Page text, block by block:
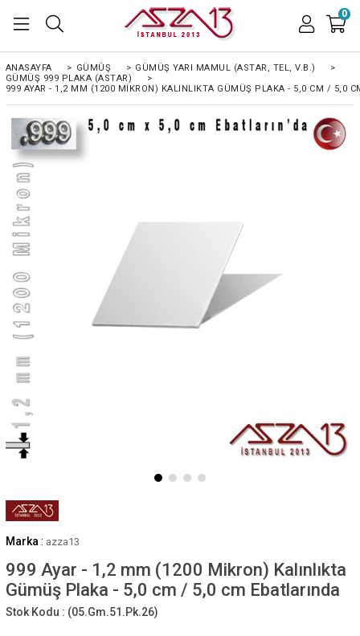
0
ANASAYFA > GÜMÜŞ > GÜMÜŞ YARI MAMUL (ASTAR, TEL, V.B.)
>
GÜMÜŞ 999 PLAKA (ASTAR)
>
999 AYAR - 1,2 MM (1200 MIKRON) KALINLIKTA GÜMÜŞ PLAKA - 5,0 CM / 5,0
Marka : azza13
999 Ayar - 1,2 mm (1200 Mikron) Kalınlıkta
Gümüş Plaka - 5,0 cm / 5,0 cm Ebatlarında
Stok Kodu : (05.Gm.51.Pk.26)